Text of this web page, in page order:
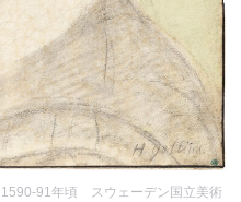
91年頃 スウェーデン国立美術